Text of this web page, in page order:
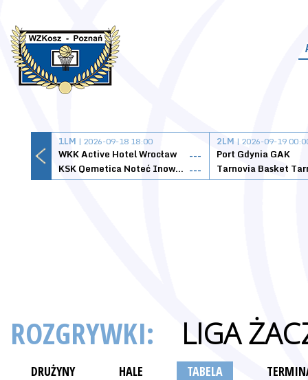
1LM | 2026-09-18 18:00
WKK Active Hotel Wrocław
---
KSK Qemetica Noteć Inowrocław ---
2LM | 2026-09-19
Port Gdynia GAK
ROZGRYWKI: LIGA
DRUŻYNY HALE TABELA